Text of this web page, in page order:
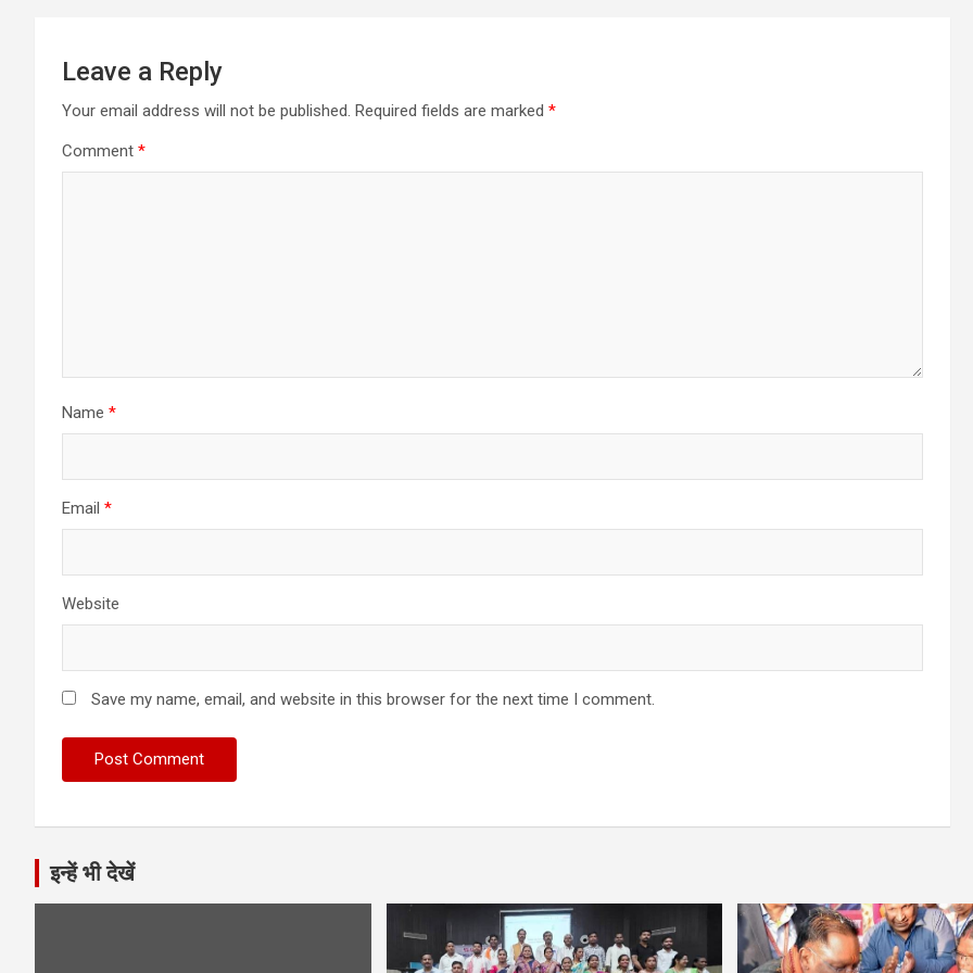
Leave a Reply
Your email address will not be published. Required fields are marked *
Comment *
Name *
Email *
Website
Save my name, email, and website in this browser for the next time I comment.
इन्हें भी देखें